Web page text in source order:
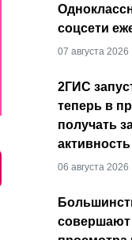
соцсети
07 августа 2026
2ГИС
теперь в
получать
активность
06 августа 2026
совершают